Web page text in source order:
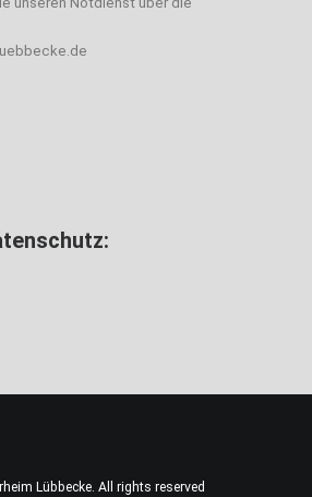
Lübbecke. All rights reserved